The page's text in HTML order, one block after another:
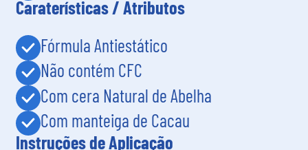
Caraterísticas / Atributos
Fórmula Antiestático
Não contém CFC
Com cera Natural de Abelha
Com manteiga de Cacau
Instruções de Aplicação